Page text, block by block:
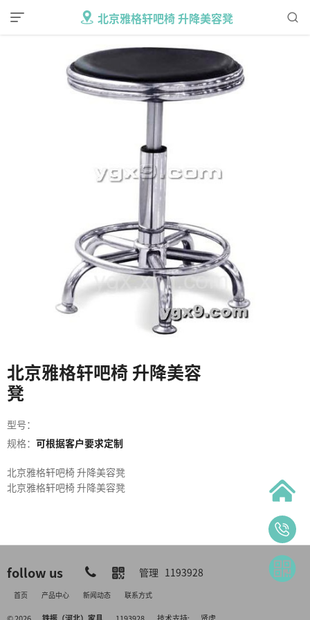
北京雅格轩吧椅 升降美容凳
北京雅格轩吧椅 升降美容
凳
型号：
规格： 可根据客户要求定制
北京雅格轩吧椅 升降美容凳
北京雅格轩吧椅 升降美容凳
follow us 管理 1193928
首页 产品中心 新闻动态 联系方式